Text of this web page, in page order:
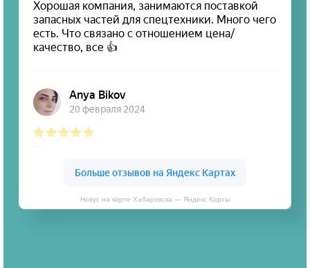
Новус на карте Хабаровска — Яндекс Карты